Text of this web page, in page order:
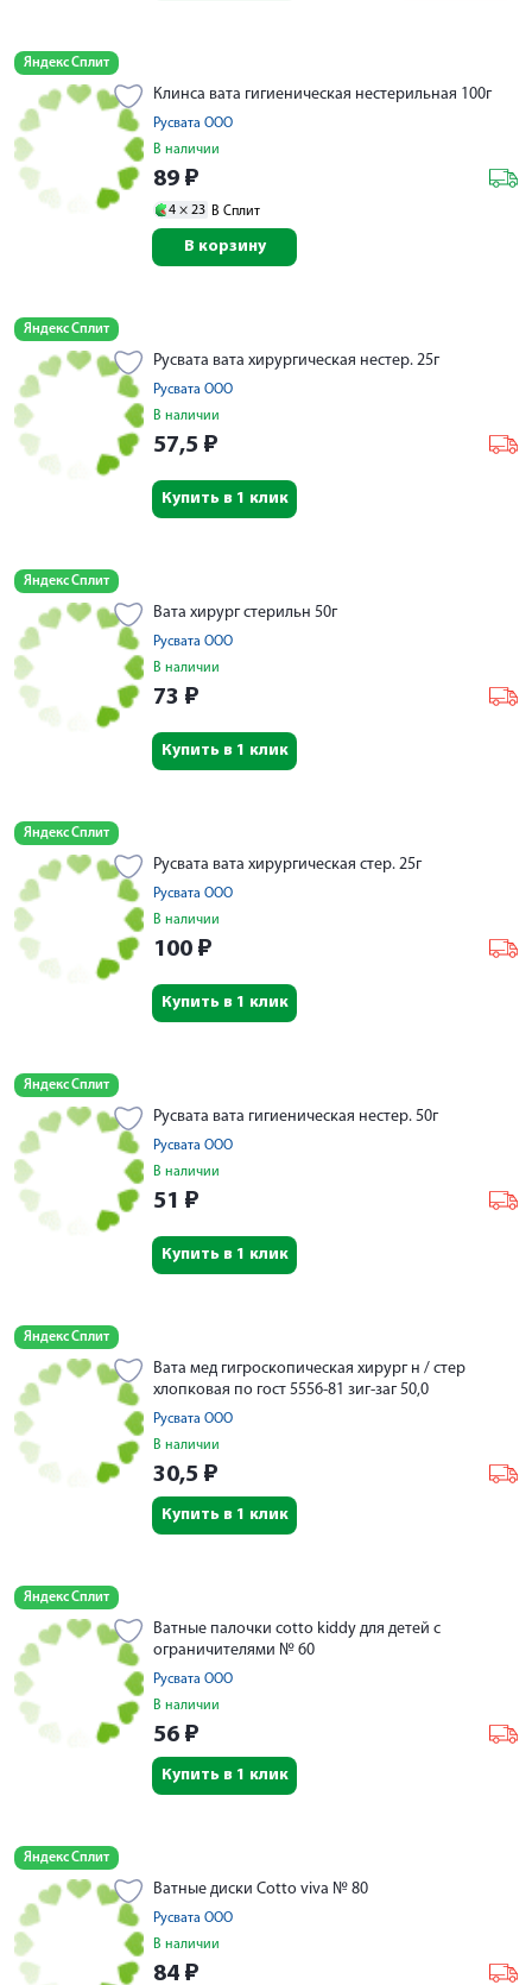
Яндекс Сплит
Клинса вата гигиеническая нестерильная 100г
Русвата ООО
В наличии
89 ₽
4 × 23 В Сплит
В корзину
Яндекс Сплит
Русвата вата хирургическая нестер. 25г
Русвата ООО
В наличии
57,5 ₽
Купить в 1 клик
Яндекс Сплит
Вата хирург стерильн 50г
Русвата ООО
В наличии
73 ₽
Купить в 1 клик
Яндекс Сплит
Русвата вата хирургическая стер. 25г
Русвата ООО
В наличии
100 ₽
Купить в 1 клик
Яндекс Сплит
Русвата вата гигиеническая нестер. 50г
Русвата ООО
В наличии
51 ₽
Купить в 1 клик
Яндекс Сплит
Вата мед гигроскопическая хирург н / стер
хлопковая по гост 5556-81 зиг-заг 50,0
Русвата ООО
В наличии
30,5 ₽
Купить в 1 клик
Яндекс Сплит
Ватные палочки cotto kiddy для детей с
ограничителями № 60
Русвата ООО
В наличии
56 ₽
Купить в 1 клик
Яндекс Сплит
Ватные диски Cotto viva № 80
Русвата ООО
В наличии
84 ₽